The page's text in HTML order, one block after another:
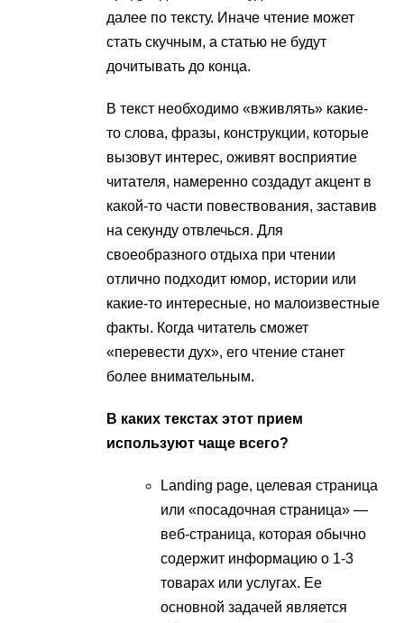
далее по тексту. Иначе чтение может
стать скучным, а статью не будут
дочитывать до конца.
В текст необходимо «вживлять» какие-
то слова, фразы, конструкции, которые
вызовут интерес, оживят восприятие
читателя, намеренно создадут акцент в
какой-то части повествования, заставив
на секунду отвлечься. Для
своеобразного отдыха при чтении
отлично подходит юмор, истории или
какие-то интересные, но малоизвестные
факты. Когда читатель сможет
«перевести дух», его чтение станет
более внимательным.
В каких текстах этот прием
используют чаще всего?
Landing page, целевая страница
или «посадочная страница» —
веб-страница, которая обычно
содержит информацию о 1-3
товарах или услугах. Ее
основной задачей является